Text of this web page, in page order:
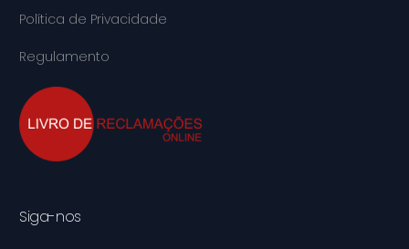
Política de Privacidade
Regulamento
Siga-nos